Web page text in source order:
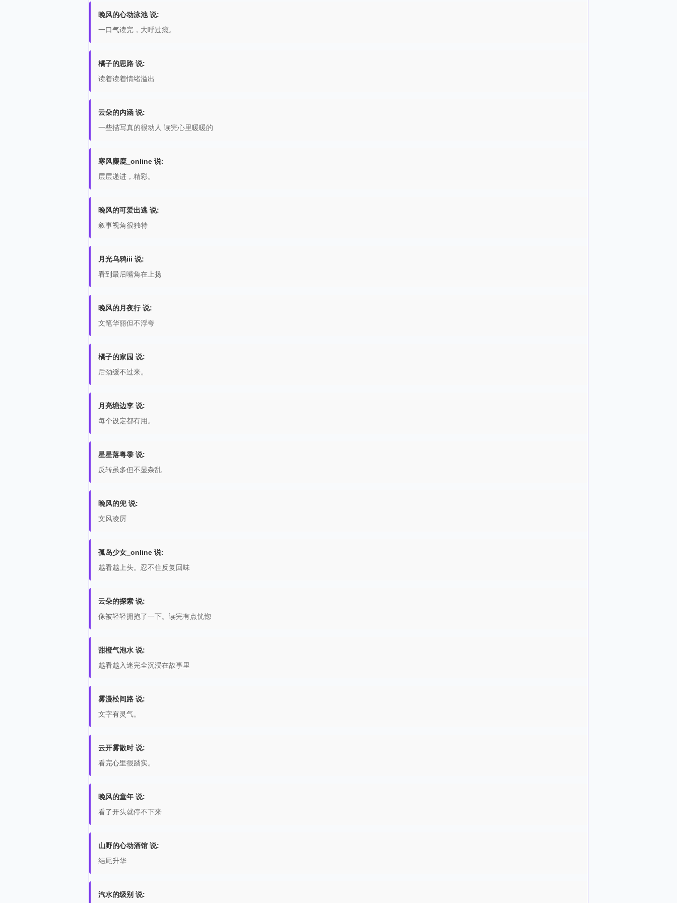
晚风的心动泳池 说:
一口气读完，大呼过瘾。
橘子的思路 说:
读着读着情绪溢出
云朵的内涵 说:
一些描写真的很动人 读完心里暖暖的
寒风麋鹿_online 说:
层层递进，精彩。
晚风的可爱出逃 说:
叙事视角很独特
月光乌鸦iii 说:
看到最后嘴角在上扬
晚风的月夜行 说:
文笔华丽但不浮夸
橘子的家园 说:
后劲缓不过来。
月亮塘边李 说:
每个设定都有用。
星星落粤黍 说:
反转虽多但不显杂乱
晚风的兜 说:
文风凌厉
孤岛少女_online 说:
越看越上头。忍不住反复回味
云朵的探索 说:
像被轻轻拥抱了一下。读完有点恍惚
甜橙气泡水 说:
越看越入迷完全沉浸在故事里
雾漫松间路 说:
文字有灵气。
云开雾散时 说:
看完心里很踏实。
晚风的童年 说:
看了开头就停不下来
山野的心动酒馆 说:
结尾升华
汽水的级别 说: